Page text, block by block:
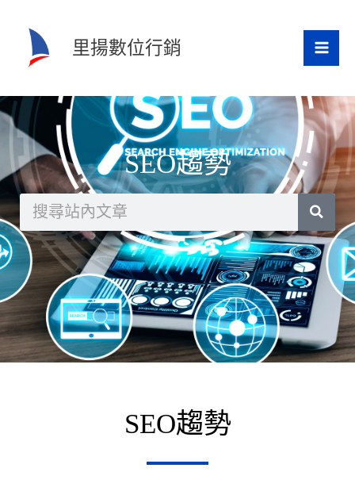
內
里揚數位行銷
SEO趨勢
搜
尋
SEO趨勢